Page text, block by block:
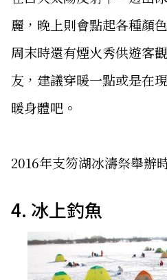
麗，晚上則會點起各種顏
周末時還有煙火秀供遊客
友，建議穿暖一點或是在
暖身體吧。
2016年支笏湖冰濤祭舉辦
4. 冰上釣魚